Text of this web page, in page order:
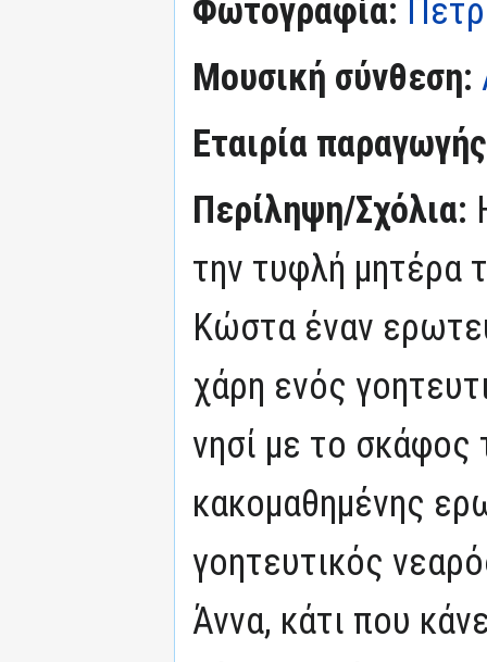
Φωτογραφία:
Μουσική σύνθεση:
Εταιρία
Περίληψη/Σχόλια:
την τυφλή μητέρα
Κώστα έναν
χάρη ενός
νησί με το σκάφος
κακομαθημένης
γοητευτικός
Άννα, κάτι που